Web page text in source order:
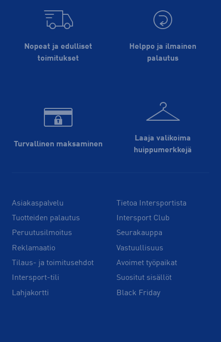
Nopeat ja edulliset
toimitukset
Helppo ja ilmainen
palautus
Turvallinen maksaminen
Laaja valikoima
huippu­merkkejä
Asiakaspalvelu
Tuotteiden palautus
Peruutusilmoitus
Reklamaatio
Tilaus- ja toimitusehdot
Intersport-tili
Lahjakortti
Tietoa Intersportista
Intersport Club
Seurakauppa
Vastuullisuus
Avoimet työpaikat
Suositut sisällöt
Black Friday